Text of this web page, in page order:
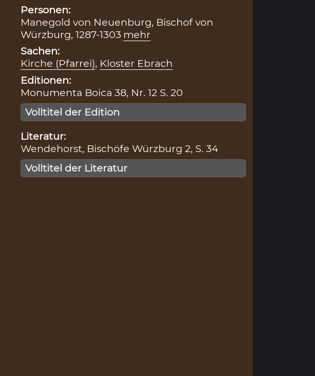
Personen:
Manegold von Neuenburg, Bischof von
Würzburg, 1287-1303 mehr
Sachen:
Kirche (Pfarrei), Kloster Ebrach
Editionen:
Monumenta Boica 38, Nr. 12 S. 20
Volltitel der Edition
Literatur:
Wendehorst, Bischöfe Würzburg 2, S. 34
Volltitel der Literatur